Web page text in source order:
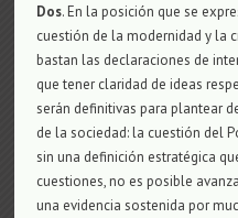
Dos. En la posición que se
cuestión de la modernidad y la
bastan las declaraciones de
que tener claridad de ideas
serán definitivas para plantear
de la sociedad: la cuestión del
sin una definición estratégica
cuestiones, no es posible
una evidencia sostenida por